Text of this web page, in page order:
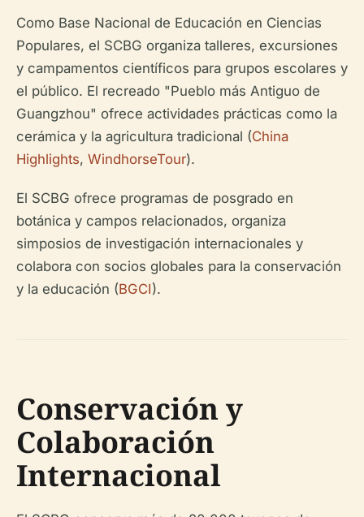
Como Base Nacional de Educación en Ciencias
Populares, el SCBG organiza talleres, excursiones
y campamentos científicos para grupos escolares y
el público. El recreado "Pueblo más Antiguo de
Guangzhou" ofrece actividades prácticas como la
cerámica y la agricultura tradicional (China
Highlights, WindhorseTour).
El SCBG ofrece programas de posgrado en
botánica y campos relacionados, organiza
simposios de investigación internacionales y
colabora con socios globales para la conservación
y la educación (BGCI).
Conservación y
Colaboración
Internacional